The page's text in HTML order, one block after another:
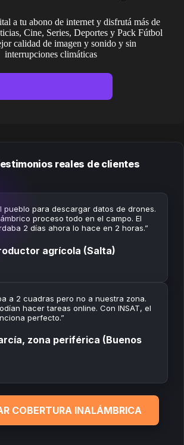
a tu abono de internet y disfrutá más de
Cine, Series, Deportes y Pack Fútbol
calidad de imagen y sonido y sin
interrupciones climáticas
reales de clientes
pueblo para descargar datos de drones.
proceso todo en el campo. El
2 días ahora lo hace en 2 horas.”
agrícola (Salta)
a 2 cuadras pero no a nuestra zona.
hacer tareas online. Con INSAT, el
perfecto.”
zona periférica (Buenos
COBERTURA INALÁMBRICA